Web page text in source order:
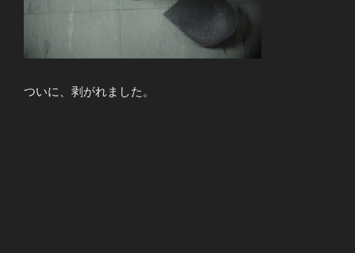
ついに、剥がれました。